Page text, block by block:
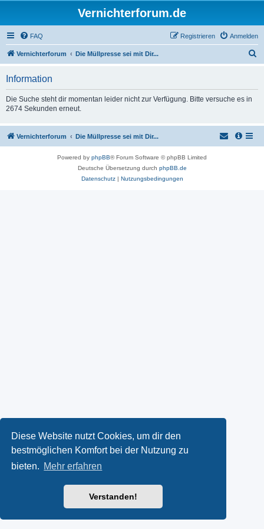
Diese Website nutzt Cookies, um dir den
bestmöglichen Komfort bei der Nutzung zu
bieten. Mehr erfahren
Verstanden!
Vernichterforum.de
FAQ Anmelden
Registrieren
Vernichterforum Die Müllpresse sei mit Dir...
Information
Die Suche steht dir momentan leider nicht zur Verfügung. Bitte versuche es in
2674 Sekunden erneut.
Vernichterforum Die Müllpresse sei mit Dir...
Powered by phpBB® Forum Software © phpBB Limited
Deutsche Übersetzung durch phpBB.de
Datenschutz| Nutzungsbedingungen